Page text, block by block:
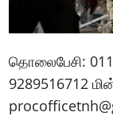
தொலைபேசி:
9289516712